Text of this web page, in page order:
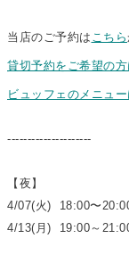
当店のご予約は こちら
貸切予約をご希望の
ビュッフェのメニュ
---------------------
【夜】
4/07(火)
18:00〜
4/13(月) 19:00～